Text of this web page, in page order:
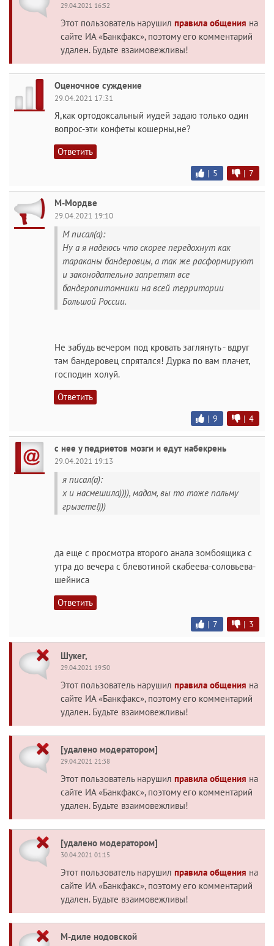
29.04.2021 16:52
Этот пользователь нарушил правила общения на
сайте ИА «Банкфакс», поэтому его комментарий
удален. Будьте взаимовежливы!
Оценочное суждение
29.04.2021 17:31
Я,как ортодоксальный иудей задаю только один
вопрос-эти конфеты кошерны,не?
Ответить
| 5 | 7
М-Мордве
29.04.2021 19:10
M писал(а):
Ну а я надеюсь что скорее передохнут как
тараканы бандеровцы, а так же расформируют
и законодательно запретят все
бандеропитомники на всей территории
Большой России.
Не забудь вечером под кровать заглянуть - вдруг
там бандеровец спрятался! Дурка по вам плачет,
господин холуй.
Ответить
| 9 | 4
с нее у педриетов мозги и едут набекрень
29.04.2021 19:13
я писал(а):
х и насмешила)))), мадам, вы то тоже пальму
грызете!)))
да еще с просмотра второго анала зомбоящика с
утра до вечера с блевотиной скабеева-соловьева-
шейниса
Ответить
| 7 | 3
Шукег,
29.04.2021 19:50
Этот пользователь нарушил правила общения на
сайте ИА «Банкфакс», поэтому его комментарий
удален. Будьте взаимовежливы!
[удалено модератором]
29.04.2021 21:38
Этот пользователь нарушил правила общения на
сайте ИА «Банкфакс», поэтому его комментарий
удален. Будьте взаимовежливы!
[удалено модератором]
30.04.2021 01:15
Этот пользователь нарушил правила общения на
сайте ИА «Банкфакс», поэтому его комментарий
удален. Будьте взаимовежливы!
М-диле нодовской